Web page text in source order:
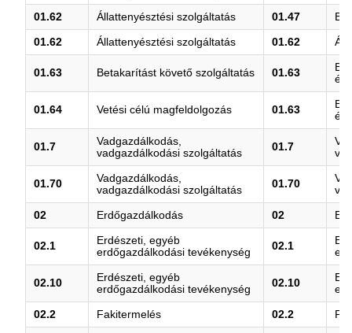
01.62 Állattenyésztési szolgáltatás 01.47
01.62 Állattenyésztési szolgáltatás 01.62
01.63 Betakarítást követő szolgáltatás 01.63
és
01.64 Vetési célú magfeldolgozás 01.63
és
01.7
Vadgazdálkodás,
vadgazdálkodási szolgáltatás
01.7
01.70
Vadgazdálkodás,
vadgazdálkodási szolgáltatás
01.70
02 Erdőgazdálkodás 02
02.1
Erdészeti, egyéb
erdőgazdálkodási tevékenység
02.1
02.10
Erdészeti, egyéb
erdőgazdálkodási tevékenység
02.10
02.2 Fakitermelés 02.2